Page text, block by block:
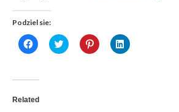
Podziel sie:
Click
to
(Opens
new
window)
Click
to
Click
to
Click
to
Related